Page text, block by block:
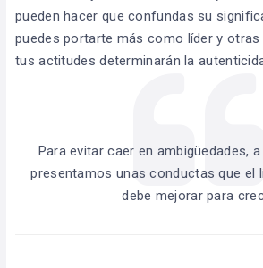
pueden hacer que confundas su
puedes portarte más como líder y
tus actitudes determinarán la
Para evitar caer en ambigüedades,
presentamos unas conductas que el
debe mejorar para